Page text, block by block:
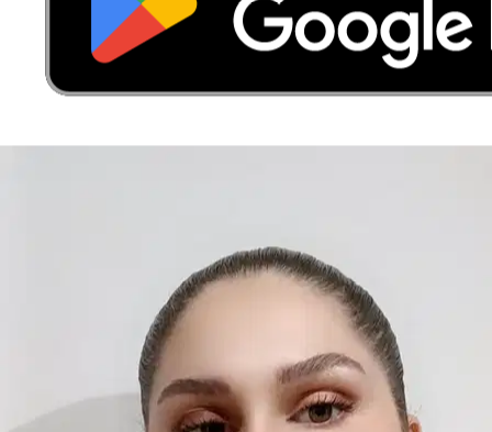
Venezia, 30175
a 5,5 km di distanza